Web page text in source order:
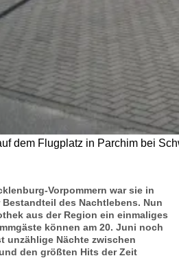
dem Flugplatz in Parchim bei
Vorpommern war sie in
des Nachtlebens. Nun
aus der Region ein einmaliges
können am 20. Juni noch
unzählige Nächte zwischen
den größten Hits der Zeit